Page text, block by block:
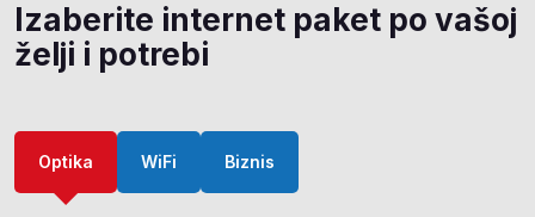
Izaberite internet paket po vašoj
želji i potrebi
Optika WiFi Biznis